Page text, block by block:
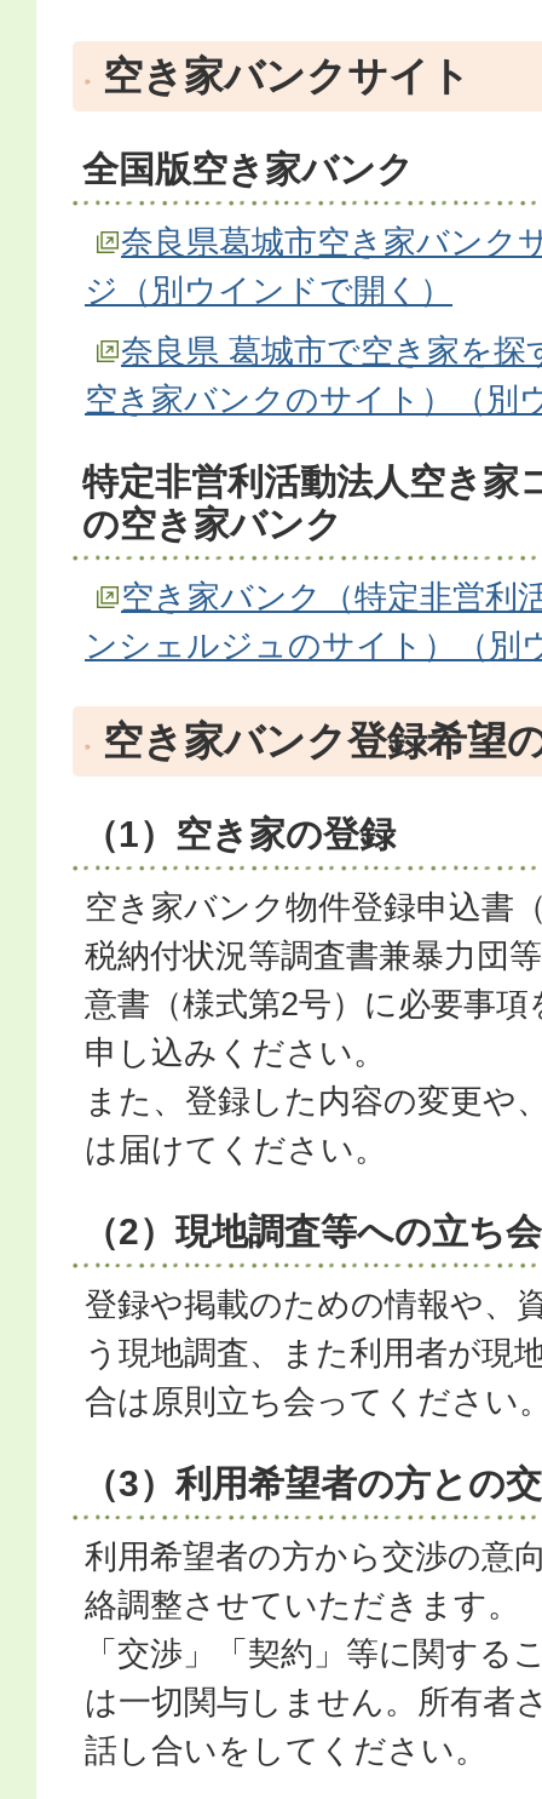
空き家バンクサイト
全国版空き家バンク
奈良県葛城市空き家バンク
ジ（別ウインドで開く）
奈良県 葛城市で空き家を探
空き家バンクのサイト）（別
特定非営利活動法人空き家
の空き家バンク
空き家バンク（特定非営利
ンシェルジュのサイト）（別
空き家バンク登録希望
（1）空き家の登録
空き家バンク物件登録申込書
税納付状況等調査書兼暴力団
意書（様式第2号）に必要事
申し込みください。
また、登録した内容の変更や
は届けてください。
（2）現地調査等への立ち
登録や掲載のための情報や、
う現地調査、また利用者が現
合は原則立ち会ってください
（3）利用希望者の方との
利用希望者の方から交渉の意
絡調整させていただきます。
「交渉」「契約」等に関する
は一切関与しません。所有者
話し合いをしてください。